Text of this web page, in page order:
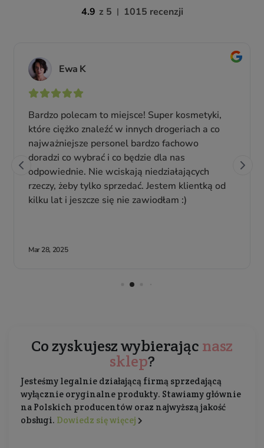
Co zyskujesz wybierając nasz
sklep?
Jesteśmy legalnie działającą firmą sprzedającą
wyłącznie oryginalne produkty. Stawiamy głównie
na Polskich producentów oraz najwyższą jakość
obsługi. Dowiedz się więcej